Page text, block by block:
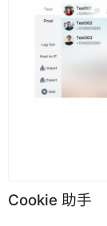
Cookie 助手